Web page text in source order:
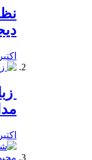
اکتبر 21, 2019
اکتبر 21, 2019